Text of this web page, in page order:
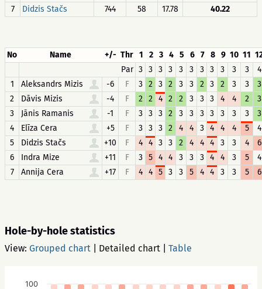
7
Didzis Stačs 744 58 17.78 40.22
No Name +/- Thr 1 2 3 4 5 6 7 8 9 10 11
Par 3 3 3 3 3 3 3 3 3 3 3
4
1
Aleksandrs Mizis -6 F 3 2 3 2 3 3 2 3 2 3 3
3
2
Dāvis Mizis -4 F 2 2 4 2 2 3 3 3 4 4 2
3
3
Jānis Ramanis -1 F 3 3 3 2 3 3 3 3 3 3 3
3
4
Elīza Cera +5 F 3 3 3 2 4 4 3 4 4 4 5
4
5
Didzis Stačs +10 F 4 4 3 3 2 4 4 4 3 3 4
6
6
Indra Mize +11 F 3 5 4 4 3 3 3 4 4 3 5
4
7
Annija Cera +17 F 4 4 5 3 3 5 4 4 3 3 5 6
Hole-by-hole statistics
View: Grouped chart Detailed chart Table
100